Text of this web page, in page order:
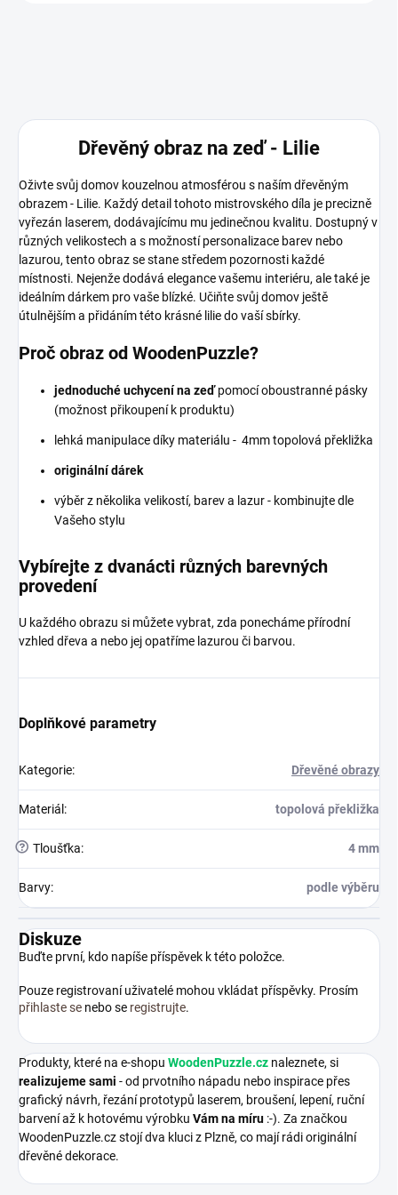
Dřevěný obraz na zeď - Lilie
Oživte svůj domov kouzelnou atmosférou s naším dřevěným
obrazem - Lilie. Každý detail tohoto mistrovského díla je precizně
vyřezán laserem, dodávajícímu mu jedinečnou kvalitu. Dostupný v
různých velikostech a s možností personalizace barev nebo
lazurou, tento obraz se stane středem pozornosti každé
místnosti. Nejenže dodává elegance vašemu interiéru, ale také je
ideálním dárkem pro vaše blízké. Učiňte svůj domov ještě
útulnějším a přidáním této krásné lilie do vaší sbírky.
Proč obraz od WoodenPuzzle?
jednoduché uchycení na zeďpomocí oboustranné pásky
(možnost přikoupení k produktu)
lehká manipulace díky materiálu - 4mm topolová překližka
originální dárek
výběr z několika velikostí, barev a lazur - kombinujte dle
Vašeho stylu
Vybírejte z dvanácti různých barevných
provedení
U každého obrazu si můžete vybrat, zda ponecháme přírodní
vzhled dřeva a nebo jej opatříme lazurou či barvou.
Doplňkové parametry
Kategorie: Dřevěné obrazy
Materiál : topolová překližka
? Tloušťka: 4 mm
Barvy: podle výběru
Diskuze
Buďte první, kdo napíše příspěvek k této položce.
Pouze registrovaní uživatelé mohou vkládat příspěvky. Prosím
přihlaste se nebo se registrujte.
Produkty, které na e-shopu WoodenPuzzle.cz naleznete, si
realizujeme sami - od prvotního nápadu nebo inspirace přes
grafický návrh, řezání prototypů laserem, broušení, lepení, ruční
barvení až k hotovému výrobku Vám na míru :-). Za značkou
WoodenPuzzle.cz stojí dva kluci z Plzně, co mají rádi originální
dřevěné dekorace.